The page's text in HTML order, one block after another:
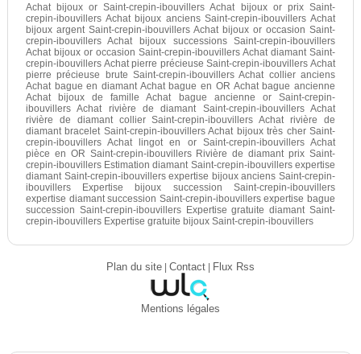
Achat bijoux or Saint-crepin-ibouvillers Achat bijoux or prix Saint-
crepin-ibouvillers Achat bijoux anciens Saint-crepin-ibouvillers Achat
bijoux argent Saint-crepin-ibouvillers Achat bijoux or occasion Saint-
crepin-ibouvillers Achat bijoux successions Saint-crepin-ibouvillers
Achat bijoux or occasion Saint-crepin-ibouvillers Achat diamant Saint-
crepin-ibouvillers Achat pierre précieuse Saint-crepin-ibouvillers Achat
pierre précieuse brute Saint-crepin-ibouvillers Achat collier anciens
Achat bague en diamant Achat bague en OR Achat bague ancienne
Achat bijoux de famille Achat bague ancienne or Saint-crepin-
ibouvillers Achat rivière de diamant Saint-crepin-ibouvillers Achat
rivière de diamant collier Saint-crepin-ibouvillers Achat rivière de
diamant bracelet Saint-crepin-ibouvillers Achat bijoux très cher Saint-
crepin-ibouvillers Achat lingot en or Saint-crepin-ibouvillers Achat
pièce en OR Saint-crepin-ibouvillers Rivière de diamant prix Saint-
crepin-ibouvillers Estimation diamant Saint-crepin-ibouvillers expertise
diamant Saint-crepin-ibouvillers expertise bijoux anciens Saint-crepin-
ibouvillers Expertise bijoux succession Saint-crepin-ibouvillers
expertise diamant succession Saint-crepin-ibouvillers expertise bague
succession Saint-crepin-ibouvillers Expertise gratuite diamant Saint-
crepin-ibouvillers Expertise gratuite bijoux Saint-crepin-ibouvillers
Plan du site| Contact| Flux Rss
Mentions légales